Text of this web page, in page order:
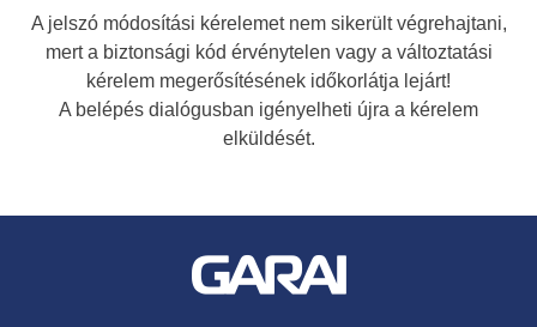
A jelszó módosítási kérelemet nem sikerült végrehajtani,
mert a biztonsági kód érvénytelen vagy a változtatási
kérelem megerősítésének időkorlátja lejárt!
A belépés dialógusban igényelheti újra a kérelem
elküldését.